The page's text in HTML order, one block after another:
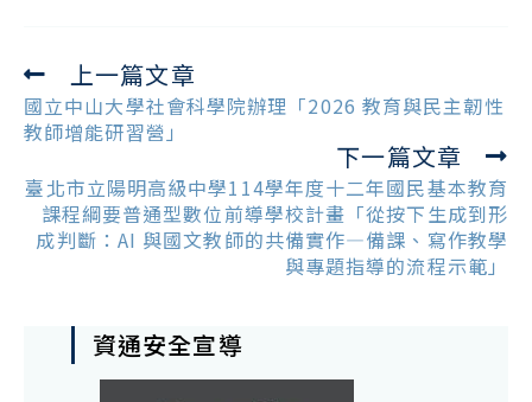
Read
more
articles
上一篇文章
國立中山大學社會科學院辦理「2026 教育與民主韌性
教師增能研習營」
下一篇文章
臺北市立陽明高級中學114學年度十二年國民基本教育
課程綱要普通型數位前導學校計畫「從按下生成到形
成判斷：AI 與國文教師的共備實作—備課、寫作教學
與專題指導的流程示範」
資通安全宣導